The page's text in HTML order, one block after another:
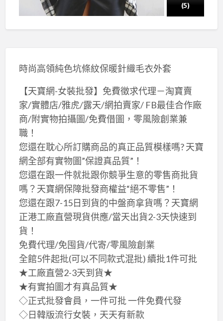
(5)
時尚高領純色坑條紋保暖針織毛衣外套
【天寶網-女裝批發】免費徵求代理－淘寶賣
家/實體店/雅虎/露天/網拍賣家/ FB最佳合作廠
商/附實物拍攝圖/免費借圖，零風險創業兼
職！
您還在耽心所訂購商品的真正品質模樣嗎? 天寶
網全部有實物圖”保證真品質”！
您還在跟一件就批跟你競爭生意的零售商批貨
嗎？天寶網保障批發商權益“絕不零售”！
您還在跟7-15日到貨的中盤商拿貨嗎？天寶網
正港工廠直營現貨供應/當天出貨2-3天快速到
貨！
免費代理/免囤貨/代寄/零風險創業
全館5件起批(可以不同款式混批) 續批1件可批
★工廠直營2-3天到貨★
★有實拍圖才有真品質★
◇正式批發會員，一件可批 一件免費代發
◇日韓版流行女裝，天天有新款